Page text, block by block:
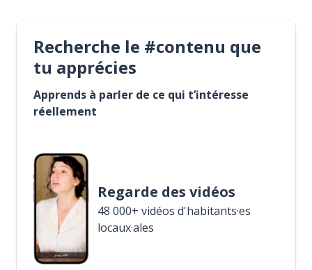
Recherche le #contenu que
tu apprécies
Apprends à parler de ce qui t’intéresse
réellement
Regarde des vidéos
48 000+ vidéos d'habitants·es
locaux·ales